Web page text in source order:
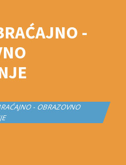
-
- OBRAZOVNO